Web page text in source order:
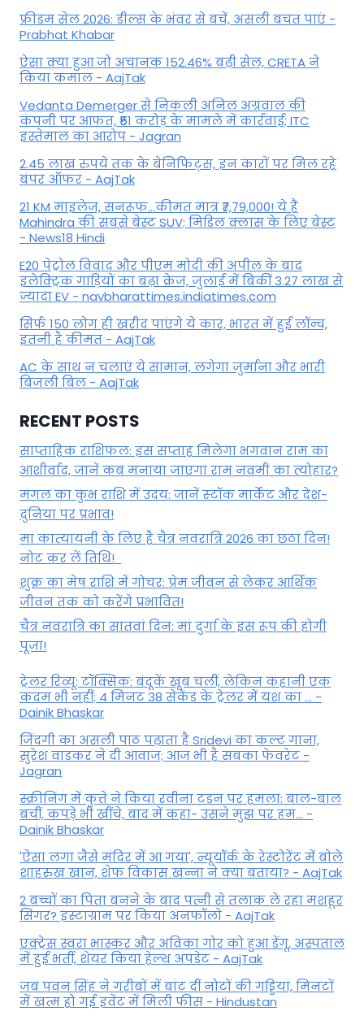
फ्रीडम सेल 2026: डील्स के भंवर से बचें, असली बचत पाएं -
Prabhat Khabar
ऐसा क्या हुआ जो अचानक 152.46% बढ़ी सेल, CRETA ने
किया कमाल - AajTak
Vedanta Demerger से निकली अनिल अग्रवाल की
कंपनी पर आफत, ₹51 करोड़ के मामले में कार्रवाई; ITC
इस्तेमाल का आरोप - Jagran
2.45 लाख रुपये तक के बेनिफिट्स, इन कारों पर मिल रहे
बंपर ऑफर - AajTak
21 KM माइलेज, सनरूफ...कीमत मात्र ₹7,79,000! ये हैं
Mahindra की सबसे बेस्ट SUV; मिडिल क्लास के लिए बेस्ट
- News18 Hindi
E20 पेट्रोल विवाद और पीएम मोदी की अपील के बाद
इलेक्ट्रिक गाड़ियों का बढ़ा क्रेज, जुलाई में बिकीं 3.27 लाख से
ज्यादा EV - navbharattimes.indiatimes.com
सिर्फ 150 लोग ही खरीद पाएंगे ये कार, भारत में हुई लॉन्च,
इतनी है कीमत - AajTak
AC के साथ न चलाएं ये सामान, लगेगा जुर्माना और भारी
बिजली बिल - AajTak
RECENT POSTS
साप्ताहिक राशिफल: इस सप्ताह मिलेगा भगवान राम का
आशीर्वाद, जानें कब मनाया जाएगा राम नवमी का त्योहार?
मंगल का कुंभ राशि में उदय: जानें स्‍टॉक मार्केट और देश-
दुनिया पर प्रभाव!
मां कात्‍यायनी के लिए है चैत्र नवरात्रि 2026 का छठा दिन!
नोट कर लें तिथि!
शुक्र का मेष राशि में गोचर: प्रेम जीवन से लेकर आर्थिक
जीवन तक को करेंगे प्रभावित!
चैत्र नवरात्रि का सातवां दिन: मां दुर्गा के इस रूप की होगी
पूजा!
ट्रेलर रिव्यू: टॉक्सिक: बंदूकें खूब चलीं, लेकिन कहानी एक
कदम भी नहीं; 4 मिनट 38 सेकेंड के ट्रेलर में यश का ... -
Dainik Bhaskar
जिंदगी का असली पाठ पढ़ाता है Sridevi का कल्ट गाना,
सुरेश वाडकर ने दी आवाज; आज भी है सबका फेवरेट -
Jagran
स्क्रीनिंग में कुत्ते ने किया रवीना टंडन पर हमला: बाल-बाल
बचीं, कपड़े भी खींचे, बाद में कहा- उसने मुझ पर हम... -
Dainik Bhaskar
'ऐसा लगा जैसे मंदिर में आ गया', न्यूयॉर्क के रेस्टोरेंट में बोले
शाहरुख खान, शेफ विकास खन्ना ने क्या बताया? - AajTak
2 बच्चों का पिता बनने के बाद पत्नी से तलाक ले रहा मशहूर
सिंगर? इंस्टाग्राम पर किया अनफॉलो - AajTak
एक्ट्रेस स्वरा भास्कर और अविका गोर को हुआ डेंगू, अस्पताल
में हुईं भर्ती, शेयर किया हेल्थ अपडेट - AajTak
जब पवन सिंह ने गरीबों में बांट दीं नोटों की गड्डियां, मिनटों
में खत्म हो गई इवेंट में मिली फीस - Hindustan